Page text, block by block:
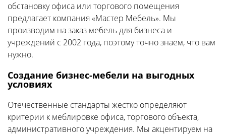
обстановку офиса или торгового помещения
предлагает компания «Мастер Мебель». Мы
производим на заказ мебель для бизнеса и
учреждений с 2002 года, поэтому точно знаем, что вам
нужно.
Создание бизнес-мебели на выгодных
условиях
Отечественные стандарты жестко определяют
критерии к меблировке офиса, торгового объекта,
административного учреждения. Мы акцентируем на